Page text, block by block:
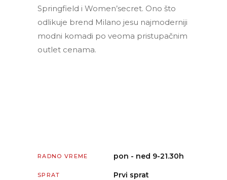
Springfield i Women’secret. Ono što
odlikuje brend Milano jesu najmoderniji
modni komadi po veoma pristupačnim
outlet cenama.
RADNO VREME pon - ned 9-21.30h
SPRAT Prvi sprat